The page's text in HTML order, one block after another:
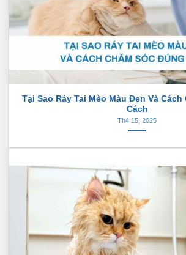
Tại Sao Ráy Tai Mèo Màu Đen Và
Cách
Th4 15, 2025